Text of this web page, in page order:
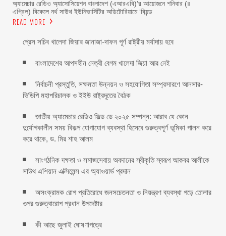
অ্যামেচার রেডিও অ্যাসোসিয়েশন বাংলাদেশ (এআরএবি)’র আয়োজনে শনিবার (৪
এপ্রিল) বিকেলে নর্থ সাউথ ইউনিভার্সিটির অডিটোরিয়ামে ‘বিয়ন্ড
READ MORE
প্রেস সচিব খালেদা জিয়ার জানাজা-দাফন পূর্ণ রাষ্ট্রীয় মর্যাদায় হবে
বাংলাদেশের আপসহীন নেত্রী বেগম খালেদা জিয়া আর নেই
নির্বাচনী প্রস্তুতি, সক্ষমতা উন্নয়ন ও সহযোগিতা সম্প্রসারণে আনসার-
ভিডিপি মহাপরিচালক ও ইইউ রাষ্ট্রদূতের বৈঠক
জাতীয় অ্যামেচার রেডিও ফিল্ড ডে ২০২৫ সম্পন্ন: আরাব যে কোন
দুর্যোগকালীন সময় বিকল্প যোগাযোগ ব্যবস্থা হিসেবে গুরুত্বপূর্ণ ভূমিকা পালন করে
করে থাকে, ড. মির শাহ আলম
সাংগঠনিক দক্ষতা ও সমাজসেবায় অবদানের স্বীকৃতি স্বরূপ আকবর আলীকে
সাউথ এশিয়ান এক্সিলেন্স এর অ্যাওয়ার্ড প্রদান
অসংক্রামক রোগ প্রতিরোধে জনসচেতনতা ও নিয়ন্ত্রণ ব্যবস্থা গড়ে তোলার
ওপর গুরুত্বারোপ প্রধান উপদেষ্টার
কী আছে জুলাই ঘোষণাপত্রে